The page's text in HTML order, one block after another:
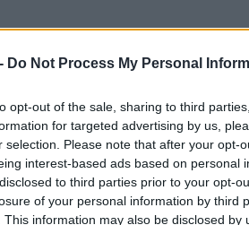
Do Not Process My Personal
opt-out of the sale, sharing to third
for targeted advertising by us,
selection. Please note that after your opt-
interest-based ads based on personal
to third parties prior to your opt-
of your personal information by third
This information may also be disclosed by
χαρτί για το Ιράν, θα είχαμε
Λίβανο από τον